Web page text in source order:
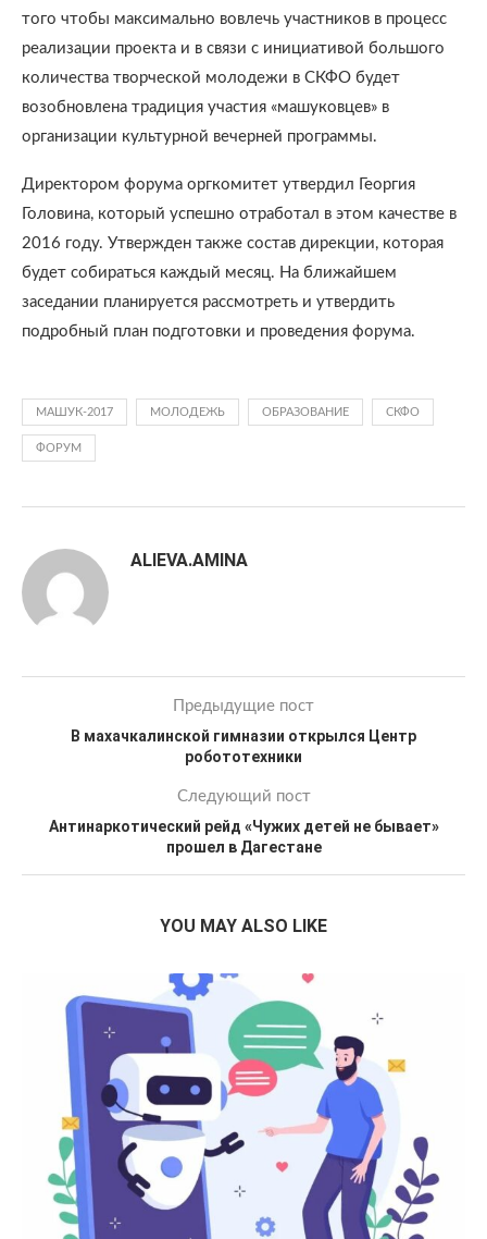
того чтобы максимально вовлечь участников в процесс
реализации проекта и в связи с инициативой большого
количества творческой молодежи в СКФО будет
возобновлена традиция участия «машуковцев» в
организации культурной вечерней программы.
Директором форума оргкомитет утвердил Георгия
Головина, который успешно отработал в этом качестве в
2016 году. Утвержден также состав дирекции, которая
будет собираться каждый месяц. На ближайшем
заседании планируется рассмотреть и утвердить
подробный план подготовки и проведения форума.
МАШУК-2017 МОЛОДЕЖЬ ОБРАЗОВАНИЕ СКФО
ФОРУМ
ALIEVA.AMINA
Предыдущие пост
В махачкалинской гимназии открылся Центр
робототехники
Следующий пост
Антинаркотический рейд «Чужих детей не бывает»
прошел в Дагестане
YOU MAY ALSO LIKE